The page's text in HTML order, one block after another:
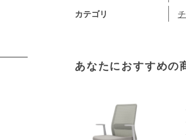
カテゴリ
あなたにおすすめの